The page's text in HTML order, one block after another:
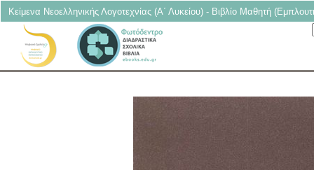
Κείμενα Νεοελληνικής Λογοτεχνίας (Α΄ Λυκείου) - Βιβλίο Μαθητή